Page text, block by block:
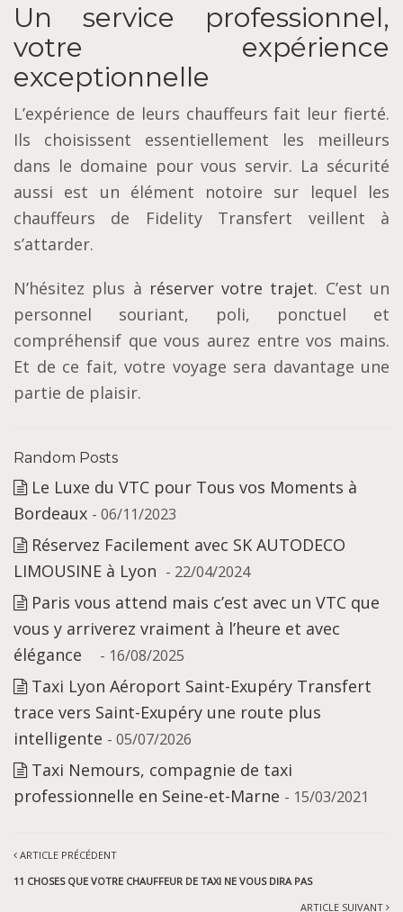
Un service professionnel,
votre expérience
exceptionnelle
L’expérience de leurs chauffeurs fait leur fierté.
Ils choisissent essentiellement les meilleurs
dans le domaine pour vous servir. La sécurité
aussi est un élément notoire sur lequel les
chauffeurs de Fidelity Transfert veillent à
s’attarder.
N’hésitez plus à réserver votre trajet. C’est un
personnel souriant, poli, ponctuel et
compréhensif que vous aurez entre vos mains.
Et de ce fait, votre voyage sera davantage une
partie de plaisir.
Random Posts
Le Luxe du VTC pour Tous vos Moments à
Bordeaux - 06/11/2023
Réservez Facilement avec SK AUTODECO
LIMOUSINE à Lyon - 22/04/2024
Paris vous attend mais c’est avec un VTC que
vous y arriverez vraiment à l’heure et avec
élégance
- 16/08/2025
Taxi Lyon Aéroport Saint-Exupéry Transfert
trace vers Saint-Exupéry une route plus
intelligente - 05/07/2026
Taxi Nemours, compagnie de taxi
professionnelle en Seine-et-Marne - 15/03/2021
ARTICLE PRÉCÉDENT
11 CHOSES QUE VOTRE CHAUFFEUR DE TAXI NE VOUS DIRA PAS
ARTICLE SUIVANT